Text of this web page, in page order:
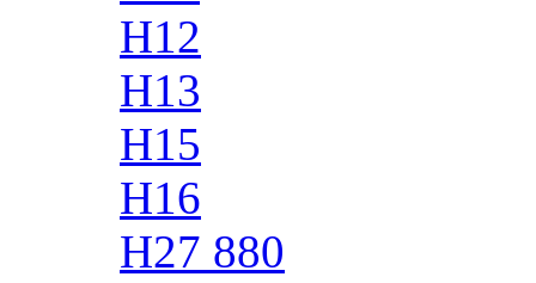
H12
H13
H15
H16
H27 880